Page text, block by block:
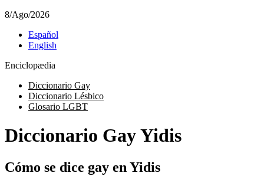
8/Ago/2026
Español
English
Enciclopædia
Diccionario Gay
Diccionario Lésbico
Glosario LGBT
Diccionario Gay Yidis
Cómo se dice gay en Yidis